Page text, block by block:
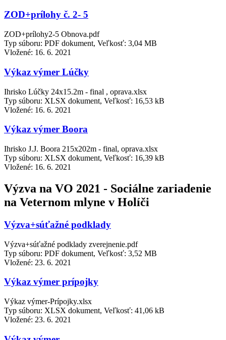
ZOD+prílohy č. 2- 5
ZOD+prílohy2-5 Obnova.pdf
Typ súboru: PDF dokument, Veľkosť: 3,04 MB
Vložené: 16. 6. 2021
Výkaz výmer Lúčky
Ihrisko Lúčky 24x15.2m - final , oprava.xlsx
Typ súboru: XLSX dokument, Veľkosť: 16,53 kB
Vložené: 16. 6. 2021
Výkaz výmer Boora
Ihrisko J.J. Boora 215x202m - final, oprava.xlsx
Typ súboru: XLSX dokument, Veľkosť: 16,39 kB
Vložené: 16. 6. 2021
Výzva na VO 2021 - Sociálne zariadenie
na Veternom mlyne v Holíči
Výzva+súťažné podklady
Výzva+súťažné podklady zverejnenie.pdf
Typ súboru: PDF dokument, Veľkosť: 3,52 MB
Vložené: 23. 6. 2021
Výkaz výmer prípojky
Výkaz výmer-Prípojky.xlsx
Typ súboru: XLSX dokument, Veľkosť: 41,06 kB
Vložené: 23. 6. 2021